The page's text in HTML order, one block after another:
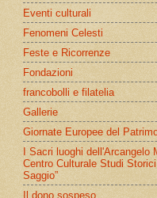
Eventi culturali
Fenomeni Celesti
Feste e Ricorrenze
Fondazioni
francobolli e filatelia
Gallerie
Giornate Europee del
I Sacri luoghi dell'Arcangelo
Centro Culturale Studi Storici
Saggio”
Il dono sospeso